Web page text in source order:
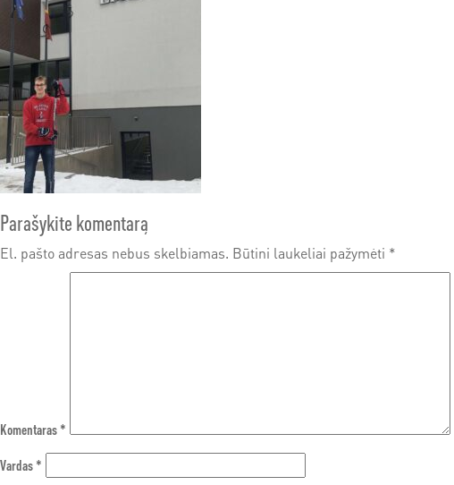
Parašykite komentarą
El. pašto adresas nebus skelbiamas. Būtini laukeliai pažymėti *
Komentaras*
Vardas*